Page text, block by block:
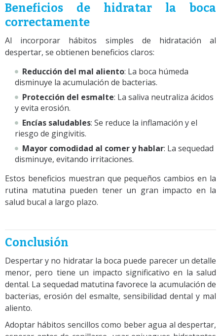
Beneficios de hidratar la boca
correctamente
Al incorporar hábitos simples de hidratación al
despertar, se obtienen beneficios claros:
Reducción del mal aliento: La boca húmeda
disminuye la acumulación de bacterias.
Protección del esmalte: La saliva neutraliza ácidos
y evita erosión.
Encías saludables: Se reduce la inflamación y el
riesgo de gingivitis.
Mayor comodidad al comer y hablar: La sequedad
disminuye, evitando irritaciones.
Estos beneficios muestran que pequeños cambios en la
rutina matutina pueden tener un gran impacto en la
salud bucal a largo plazo.
Conclusión
Despertar y no hidratar la boca puede parecer un detalle
menor, pero tiene un impacto significativo en la salud
dental. La sequedad matutina favorece la acumulación de
bacterias, erosión del esmalte, sensibilidad dental y mal
aliento.
Adoptar hábitos sencillos como beber agua al despertar,